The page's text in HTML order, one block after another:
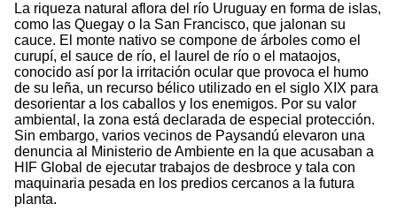
La riqueza natural aflora del río Uruguay en forma de islas,
como las Quegay o la San Francisco, que jalonan su
cauce. El monte nativo se compone de árboles como el
curupí, el sauce de río, el laurel de río o el mataojos,
conocido así por la irritación ocular que provoca el humo
de su leña, un recurso bélico utilizado en el siglo XIX para
desorientar a los caballos y los enemigos. Por su valor
ambiental, la zona está declarada de especial protección.
Sin embargo, varios vecinos de Paysandú elevaron una
denuncia al Ministerio de Ambiente en la que acusaban a
HIF Global de ejecutar trabajos de desbroce y tala con
maquinaria pesada en los predios cercanos a la futura
planta.